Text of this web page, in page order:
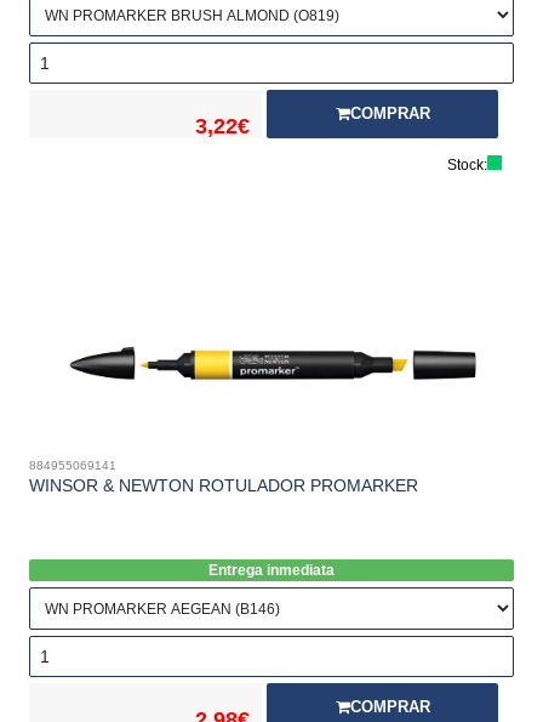
3,22€
COMPRAR
Stock:
884955069141
WINSOR & NEWTON ROTULADOR PROMARKER
Entrega inmediata
COMPRAR